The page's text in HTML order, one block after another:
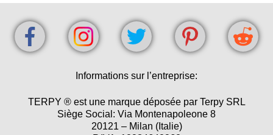
Informations sur l’entreprise:
TERPY ® est une marque déposée par Terpy SRL
Siège Social: Via Montenapoleone 8
20121 – Milan (Italie)